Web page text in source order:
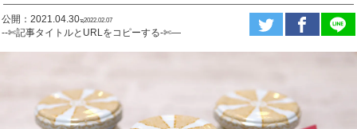
公開：2021.04.30ಇ2022.02.07
--✄記事タイトルとURLをコピーする-✄—